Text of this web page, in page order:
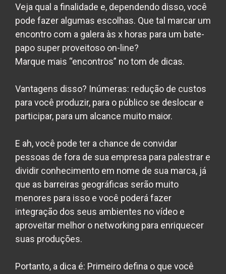
Veja qual a finalidade e, dependendo disso, você
pode fazer algumas escolhas. Que tal marcar um
encontro com a galera às x horas para um bate-
papo super proveitoso on-line?
Marque mais “encontros” no tom de dicas.
Vantagens disso? Inúmeras: redução de custos
para você produzir, para o público se deslocar e
participar, para um alcance muito maior.
E ah, você pode ter a chance de convidar
pessoas de fora de sua empresa para palestrar e
dividir conhecimento em nome de sua marca, já
que as barreiras geográficas serão muito
menores para isso e você poderá fazer
integração dos seus ambientes no vídeo e
aproveitar melhor o networking para enriquecer
suas produções.
Portanto, a dica é: Primeiro defina o que você